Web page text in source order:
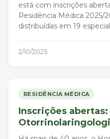
está com inscrições
Residência Médica 2025/
distribuídas em 19
novembro para se inscreve
2/10/2025
RESIDÊNCIA MÉDICA
Inscrições